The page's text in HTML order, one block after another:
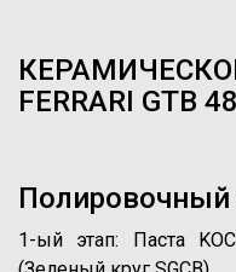
FERRARI GTB
Полировочный
1-ый этап: Паста